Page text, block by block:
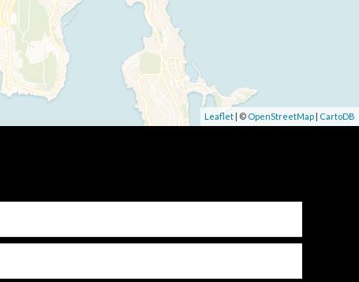
Leaflet | © OpenStreetMap | CartoDB